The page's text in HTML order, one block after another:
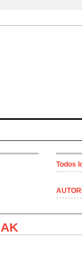
Todos